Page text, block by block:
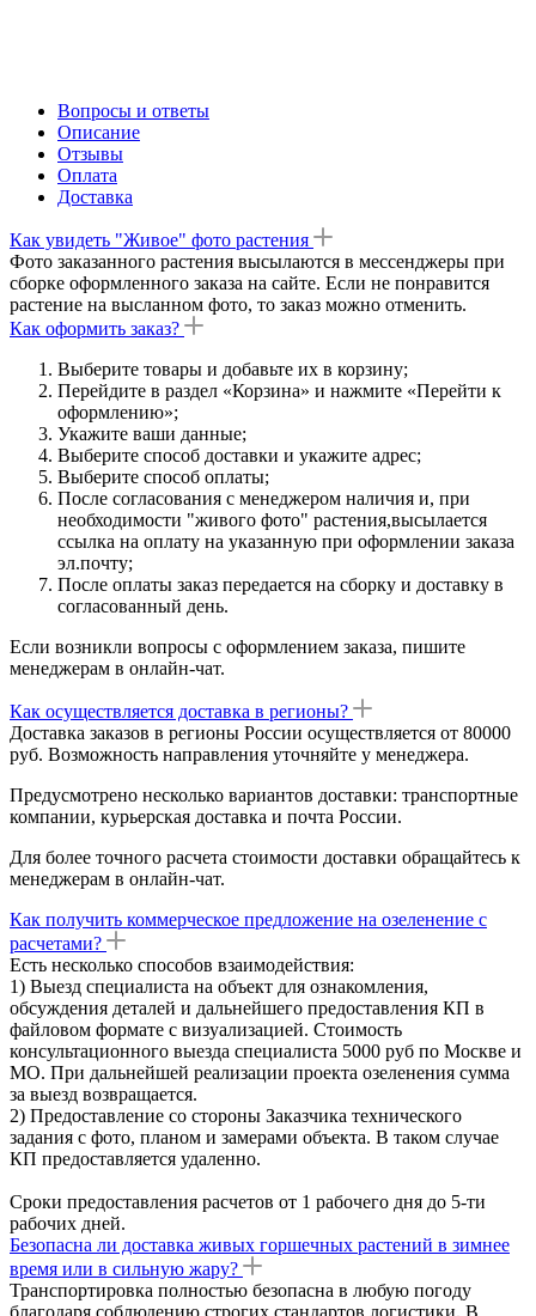
Вопросы и ответы
Описание
Отзывы
Оплата
Доставка
Как увидеть "Живое" фото растения
Фото заказанного растения высылаются в мессенджеры при
сборке оформленного заказа на сайте. Если не понравится
растение на высланном фото, то заказ можно отменить.
Как оформить заказ?
Выберите товары и добавьте их в корзину;
Перейдите в раздел «Корзина» и нажмите «Перейти к
оформлению»;
Укажите ваши данные;
Выберите способ доставки и укажите адрес;
Выберите способ оплаты;
После согласования с менеджером наличия и, при
необходимости "живого фото" растения,высылается
ссылка на оплату на указанную при оформлении заказа
эл.почту;
После оплаты заказ передается на сборку и доставку в
согласованный день.
Если возникли вопросы с оформлением заказа, пишите
менеджерам в онлайн-чат.
Как осуществляется доставка в регионы?
Доставка заказов в регионы России осуществляется от 80000
руб. Возможность направления уточняйте у менеджера.
Предусмотрено несколько вариантов доставки: транспортные
компании, курьерская доставка и почта России.
Для более точного расчета стоимости доставки обращайтесь к
менеджерам в онлайн-чат.
Как получить коммерческое предложение на озеленение с
расчетами?
Есть несколько способов взаимодействия:
1) Выезд специалиста на объект для ознакомления,
обсуждения деталей и дальнейшего предоставления КП в
файловом формате с визуализацией. Стоимость
консультационного выезда специалиста 5000 руб по Москве и
МО. При дальнейшей реализации проекта озеленения сумма
за выезд возвращается.
2) Предоставление со стороны Заказчика технического
задания с фото, планом и замерами объекта. В таком случае
КП предоставляется удаленно.
Сроки предоставления расчетов от 1 рабочего дня до 5-ти
рабочих дней.
Безопасна ли доставка живых горшечных растений в зимнее
время или в сильную жару?
Транспортировка полностью безопасна в любую погоду
благодаря соблюдению строгих стандартов логистики. В